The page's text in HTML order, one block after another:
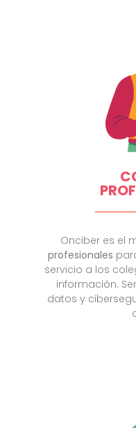
Onciber es el
profesionales
servicio a los
información.
datos y